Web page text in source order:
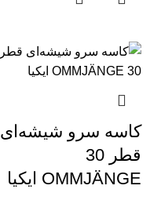
کاسه سرو شیشه‌ای
قطر 30
OMMJÄNGE ایکیا